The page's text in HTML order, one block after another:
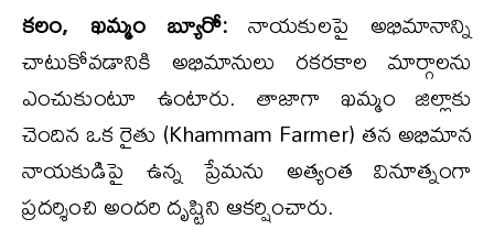
కలం, ఖమ్మం బ్యూరో:నాయకులపై అభిమానాన్ని
చాటుకోవడానికి అభిమానులు రకరకాల మార్గాలను
ఎంచుకుంటూ ఉంటారు. తాజాగా ఖమ్మం జిల్లాకు
చెందిన ఒక రైతు (Khammam Farmer) తన అభిమాన
నాయకుడిపై ఉన్న ప్రేమను అత్యంత వినూత్నంగా
ప్రదర్శించి అందరి దృష్టిని ఆకర్షించారు.